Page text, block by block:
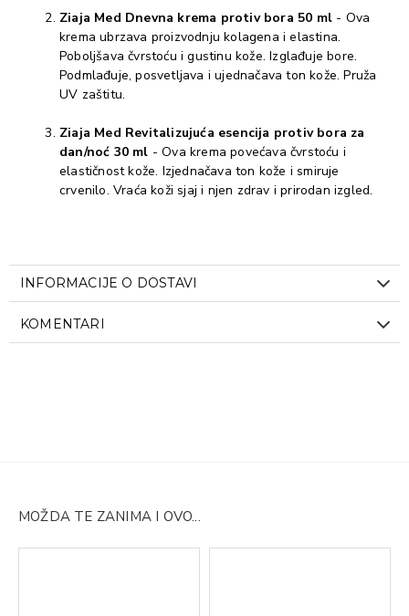
Ziaja Med Dnevna krema protiv bora 50 ml - Ova
krema ubrzava proizvodnju kolagena i elastina.
Poboljšava čvrstoću i gustinu kože. Izglađuje bore.
Podmlađuje, posvetljava i ujednačava ton kože. Pruža
UV zaštitu.
Ziaja Med Revitalizujuća esencija protiv bora za
dan/noć 30 ml - Ova krema povećava čvrstoću i
elastičnost kože. Izjednačava ton kože i smiruje
crvenilo. Vraća koži sjaj i njen zdrav i prirodan izgled.
INFORMACIJE O DOSTAVI
KOMENTARI
MOŽDA TE ZANIMA I OVO...